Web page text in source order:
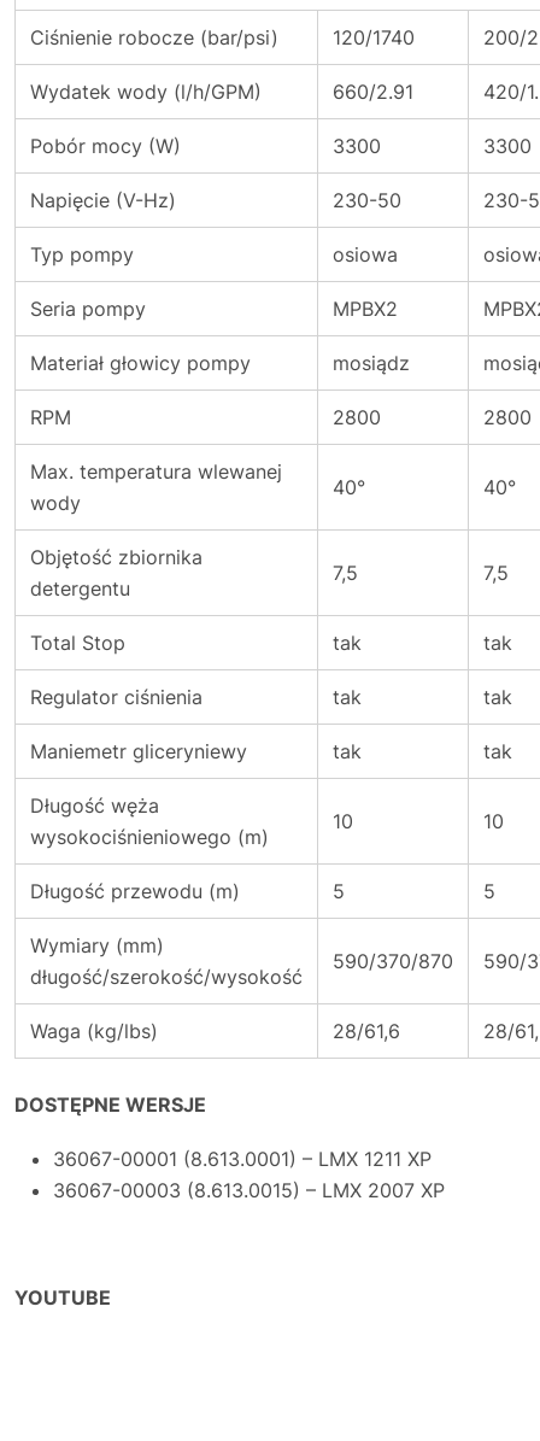
Ciśnienie robocze (bar/psi) 120/1740 200/
Wydatek wody (l/h/GPM) 660/2.91 420/
Pobór mocy (W) 3300 3300
Napięcie (V-Hz) 230-50 230-
Typ pompy osiowa
Seria pompy MPBX2
Materiał głowicy pompy mosiądz
RPM 2800 2800
Max. temperatura wlewanej
wody
40° 40°
Objętość zbiornika
detergentu
7,5 7,5
Total Stop tak tak
Regulator ciśnienia tak tak
Maniemetr gliceryniewy tak tak
Długość węża
wysokociśnieniowego (m)
10 10
Długość przewodu (m) 5 5
Wymiary (mm)
długość/szerokość/wysokość
590/370/870 590/
Waga (kg/lbs) 28/61,6 28/
DOSTĘPNE WERSJE
36067-00001 (8.613.0001) – LMX 1211 XP
36067-00003 (8.613.0015) – LMX 2007 XP
YOUTUBE